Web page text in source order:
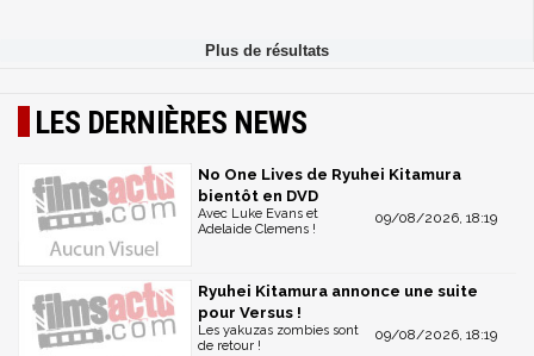
LES DERNIÈRES NEWS
No One Lives de Ryuhei Kitamura
bientôt en DVD
09/08/2026, 18:19
Avec Luke Evans et
Adelaide Clemens !
Ryuhei Kitamura annonce une suite
pour Versus !
09/08/2026, 18:19
Les yakuzas zombies sont
de retour !